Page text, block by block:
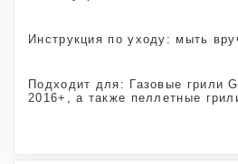
Инструкция по уходу: мыть
Подходит для: Газовые грили
2016+, а также пеллетные